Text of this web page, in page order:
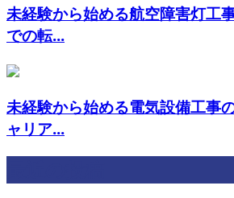
未経験から始める航空障害灯工
での転...
未経験から始める電気設備工事
ャリア...